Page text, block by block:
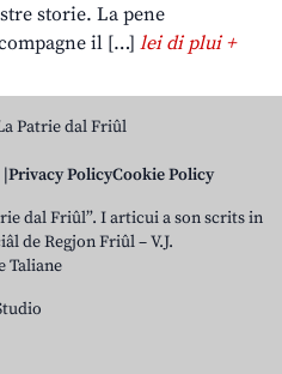
storie. La pene
il […] lei di plui +
Patrie dal Friûl
Privacy PolicyCookie Policy
dal Friûl”. I articui a son scrits in
de Regjon Friûl – V.J.
Taliane